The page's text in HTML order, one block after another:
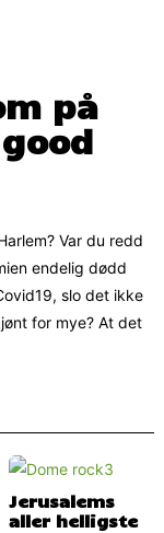
på
Var du redd
endelig dødd
slo det ikke
for mye? At det
Jerusalems
aller helligste